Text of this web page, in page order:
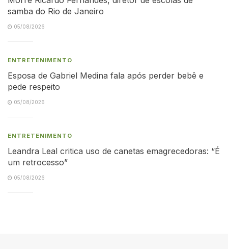
samba do Rio de Janeiro
05/08/2026
ENTRETENIMENTO
Esposa de Gabriel Medina fala após perder bebê e
pede respeito
05/08/2026
ENTRETENIMENTO
Leandra Leal critica uso de canetas emagrecedoras: “É
um retrocesso”
05/08/2026